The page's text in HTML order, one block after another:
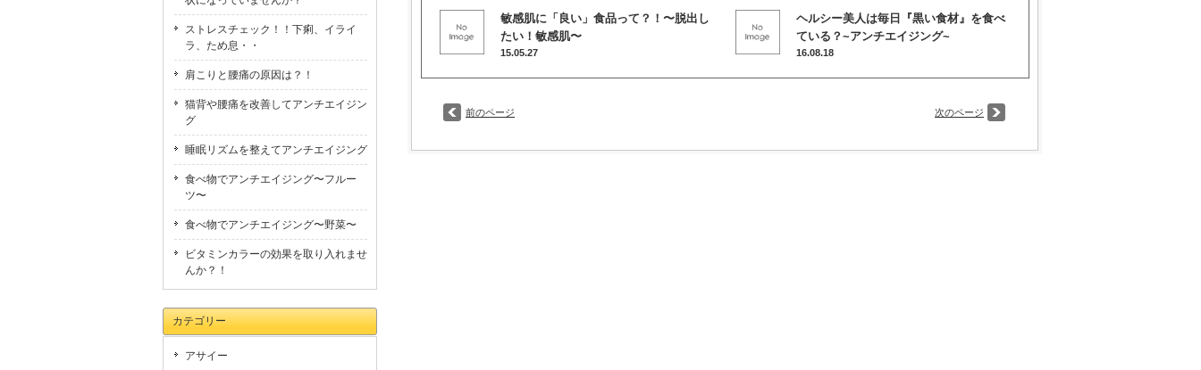
敏感肌に「良い」食品って？！〜脱出し
たい！敏感肌〜
15.05.27
ヘルシー美人は毎日『黒い食材』を食べ
ている？~アンチエイジング~
16.08.18
前のページ 次のページ
ストレスチェック！！下痢、イライ
ラ、ため息・・
肩こりと腰痛の原因は？！
猫背や腰痛を改善してアンチエイジン
グ
睡眠リズムを整えてアンチエイジング
食べ物でアンチエイジング〜フルー
ツ〜
食べ物でアンチエイジング〜野菜〜
ビタミンカラーの効果を取り入れませ
んか？！
カテゴリー
アサイー